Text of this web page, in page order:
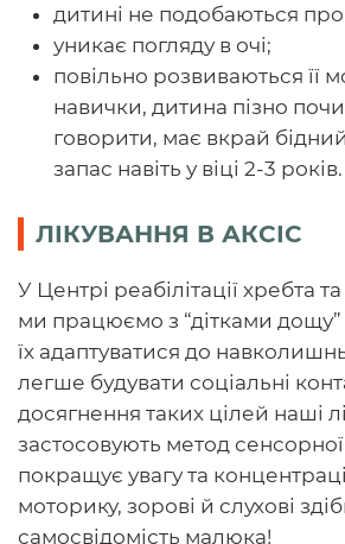
дитині не подобаються
уникає погляду в очі;
повільно розвиваються її
навички, дитина пізно
говорити, має вкрай
запас навіть у віці 2-3 років.
ЛІКУВАННЯ В АКСІС
У Центрі реабілітації хребта
ми працюємо з “дітками
їх адаптуватися до
легше будувати соціальні
досягнення таких цілей наші
застосовують метод сенсорної
покращує увагу та
моторику, зорові й слухові
самосвідомість малюка!